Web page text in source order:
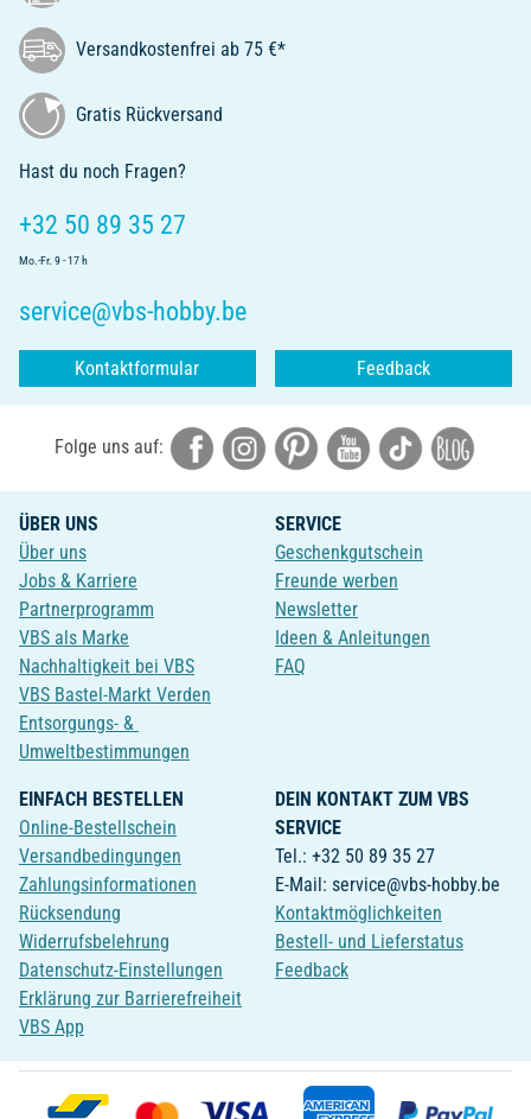
Versandkostenfrei ab 75 €*
Gratis Rückversand
Hast du noch Fragen?
+32 50 89 35 27
Mo.-Fr. 9 - 17 h
service@vbs-hobby.be
Kontaktformular Feedback
Folge uns auf:
ÜBER UNS
Über uns
Jobs & Karriere
Partnerprogramm
VBS als Marke
Nachhaltigkeit bei VBS
VBS Bastel-Markt Verden
Entsorgungs- &
Umweltbestimmungen
SERVICE
Geschenkgutschein
Freunde werben
Newsletter
Ideen & Anleitungen
FAQ
EINFACH BESTELLEN
Online-Bestellschein
Versandbedingungen
Zahlungsinformationen
Rücksendung
Widerrufsbelehrung
Datenschutz-Einstellungen
Erklärung zur Barrierefreiheit
VBS App
DEIN KONTAKT ZUM VBS
SERVICE
Tel.: +32 50 89 35 27
E-Mail: service@vbs-hobby.be
Kontaktmöglichkeiten
Bestell- und Lieferstatus
Feedback